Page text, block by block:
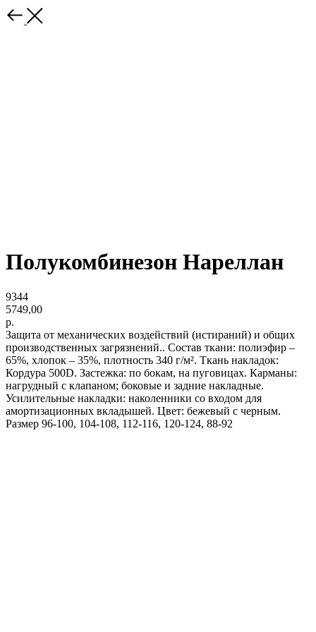
Полукомбинезон Нареллан
9344
5749,00
р.
Защита от механических воздействий (истираний) и общих
производственных загрязнений.. Состав ткани: полиэфир –
65%, хлопок – 35%, плотность 340 г/м². Ткань накладок:
Кордура 500D. Застежка: по бокам, на пуговицах. Карманы:
нагрудный с клапаном; боковые и задние накладные.
Усилительные накладки: наколенники со входом для
амортизационных вкладышей. Цвет: бежевый с черным.
Размер 96-100, 104-108, 112-116, 120-124, 88-92